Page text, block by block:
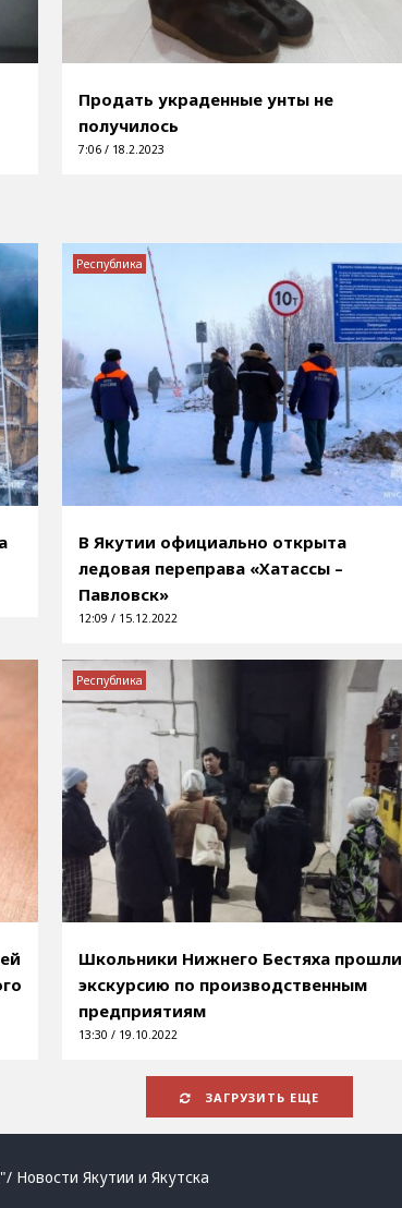
Продать украденные унты не
получилось
7:06 / 18.2.2023
В Якутии официально открыта
ледовая переправа «Хатассы –
Павловск»
12:09 / 15.12.2022
Республика
Школьники Нижнего Бестяха прошли
экскурсию по производственным
предприятиям
13:30 / 19.10.2022
Республика
ЗАГРУЗИТЬ ЕЩЕ
Новости Якутии и Якутска